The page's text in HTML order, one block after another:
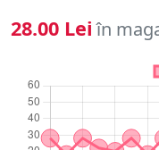
28.00 Lei în